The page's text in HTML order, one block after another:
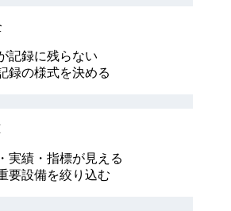
記録に残らない
録の様式を決める
実績・指標が見える
要設備を絞り込む